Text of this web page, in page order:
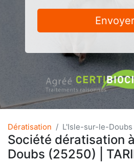
Envoyer
Dératisation L'Isle-sur-le-
Société dératisation
Doubs (25250) |